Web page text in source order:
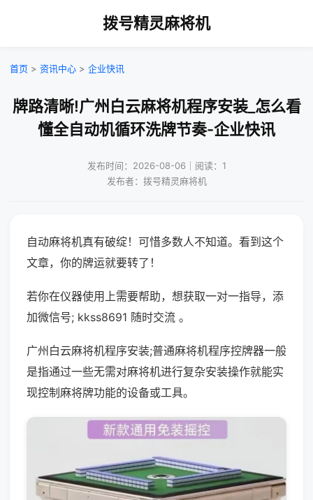
拨号精灵麻将机
首页 > 资讯中心 > 企业快讯
牌路清晰!广州白云麻将机程序安装_怎么看
懂全自动机循环洗牌节奏-企业快讯
发布时间：2026-08-06｜阅读：1
发布者：拨号精灵麻将机
自动麻将机真有破绽！可惜多数人不知道。看到这个
文章，你的牌运就要转了！
若你在仪器使用上需要帮助，想获取一对一指导，添
加微信号; kkss8691 随时交流 。
广州白云麻将机程序安装;普通麻将机程序控牌器一般
是指通过一些无需对麻将机进行复杂安装操作就能实
现控制麻将牌功能的设备或工具。